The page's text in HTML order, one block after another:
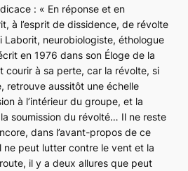
: « En réponse et en
à l’esprit de dissidence, de révolte
Laborit, neurobiologiste, éthologue
en 1976 dans son Éloge de la
courir à sa perte, car la révolte, si
retrouve aussitôt une échelle
à l’intérieur du groupe, et la
soumission du révolté… Il ne reste
dans l’avant-propos de ce
ne peut lutter contre le vent et la
il y a deux allures que peut